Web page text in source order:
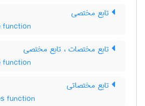
تابع مختصی
تابع مختصات ، تابع مختصی
تابع مختصاتی
function